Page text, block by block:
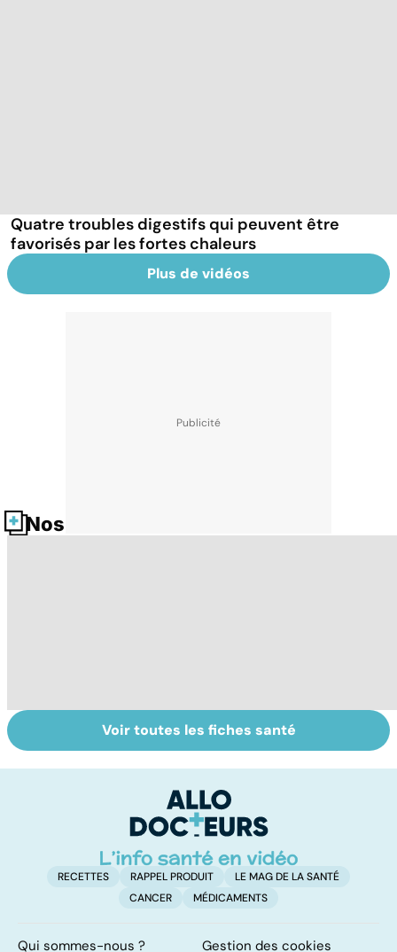
Quatre troubles digestifs qui peuvent être
favorisés par les fortes chaleurs
Plus de vidéos
Nos fiches santé
Tout savoir sur
les maux du froid
Intestin irritable :
le régime
solution ?
Voir toutes les fiches santé
RECETTES RAPPEL PRODUIT
LE MAG DE LA SANTÉ
CANCER
MÉDICAMENTS
Qui sommes-nous ? Gestion des cookies